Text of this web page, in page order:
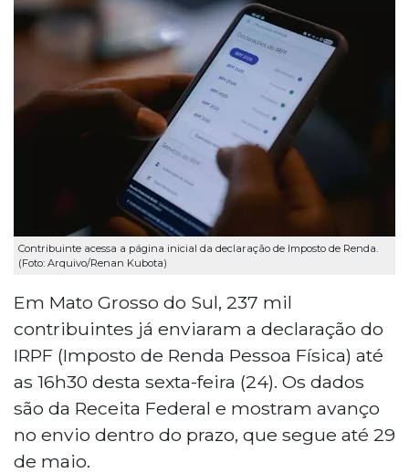
Contribuinte acessa a página inicial da declaração de Imposto de Renda.
(Foto: Arquivo/Renan Kubota)
Em Mato Grosso do Sul, 237 mil
contribuintes já enviaram a declaração do
IRPF (Imposto de Renda Pessoa Física) até
as 16h30 desta sexta-feira (24). Os dados
são da Receita Federal e mostram avanço
no envio dentro do prazo, que segue até 29
de maio.